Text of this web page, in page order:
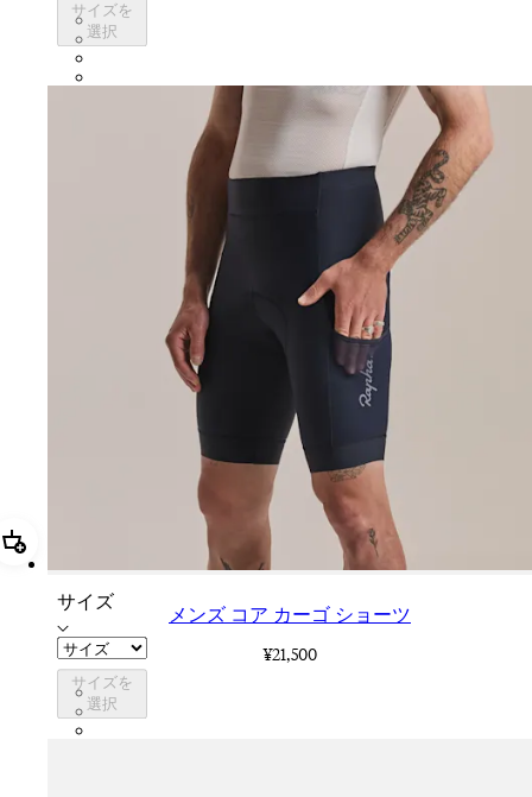
サイズを
選択
CZY01XXDNW
CZY01XXBLW
追加 メンズ コア カーゴ ショーツ
サイズ
サイズを
選択
メンズ コア カーゴ ショーツ
¥21,500
CCS05XXDNW
CCS05XXBLW